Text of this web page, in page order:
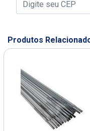
Produtos